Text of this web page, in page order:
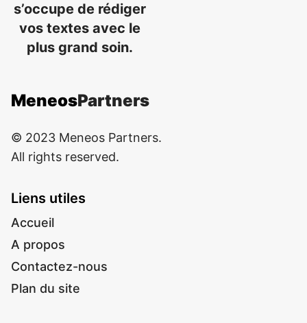
s’occupe de rédiger
vos textes avec le
plus grand soin.
MeneosPartners
© 2023 Meneos Partners.
All rights reserved.
Liens utiles
Accueil
A propos
Contactez-nous
Plan du site